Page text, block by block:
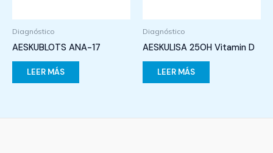
Diagnóstico
AESKUBLOTS ANA-17
LEER MÁS
Diagnóstico
AESKULISA 25OH Vitamin D
LEER MÁS